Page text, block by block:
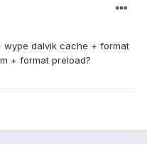
dalvik cache + format
+ format preload?